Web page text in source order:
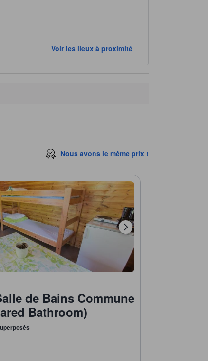
Voir les lieux à proximité
Nous avons le même prix !
de Bains Commune
Bathroom)